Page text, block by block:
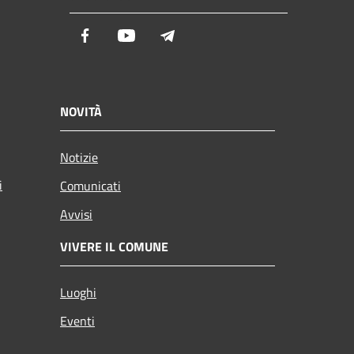
Facebook Youtube
NOVITÀ
Notizie
Comunicati
Avvisi
VIVERE IL COMUNE
Luoghi
Eventi